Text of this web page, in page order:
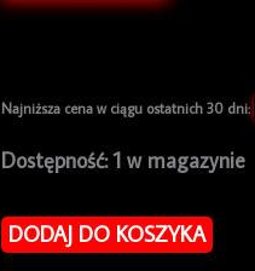
Najniższa cena w ciągu ostatnich 30 dni:
Dostępność: 1 w magazynie
ilość
piłkarska
DC
DODAJ DO KOSZYKA